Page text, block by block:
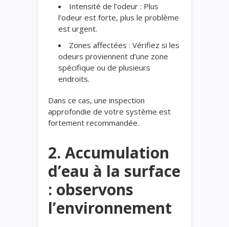
Intensité de l’odeur : Plus
l’odeur est forte, plus le problème
est urgent.
Zones affectées : Vérifiez si les
odeurs proviennent d’une zone
spécifique ou de plusieurs
endroits.
Dans ce cas, une inspection
approfondie de votre système est
fortement recommandée.
2. Accumulation
d’eau à la surface
: observons
l’environnement